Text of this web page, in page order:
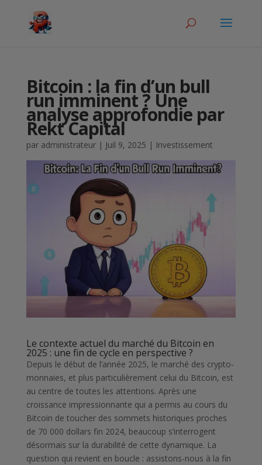
Bitcoin : la fin d’un bull
run imminent ? Une
analyse approfondie par
Rekt Capital
par administrateur| Juil 9, 2025 | Investissement
Le contexte actuel du marché du Bitcoin en
2025 : une fin de cycle en perspective ?
Depuis le début de l’année 2025, le marché des crypto-
monnaies, et plus particulièrement celui du Bitcoin, est
au centre de toutes les attentions. Après une
croissance impressionnante qui a permis au cours du
Bitcoin de toucher des sommets historiques proches
de 70 000 dollars fin 2024, beaucoup s’interrogent
désormais sur la durabilité de cette dynamique. La
question qui revient en boucle : assistons-nous à la fin